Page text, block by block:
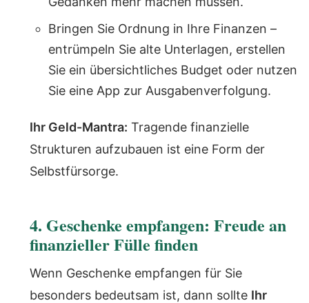
Bringen Sie Ordnung in Ihre Finanzen –
entrümpeln Sie alte Unterlagen, erstellen
Sie ein übersichtliches Budget oder nutzen
Sie eine App zur Ausgabenverfolgung.
Ihr Geld-Mantra: Tragende finanzielle
Strukturen aufzubauen ist eine Form der
Selbstfürsorge.
4. Geschenke empfangen: Freude an
finanzieller Fülle finden
Wenn Geschenke empfangen für Sie
besonders bedeutsam ist, dann sollte Ihr